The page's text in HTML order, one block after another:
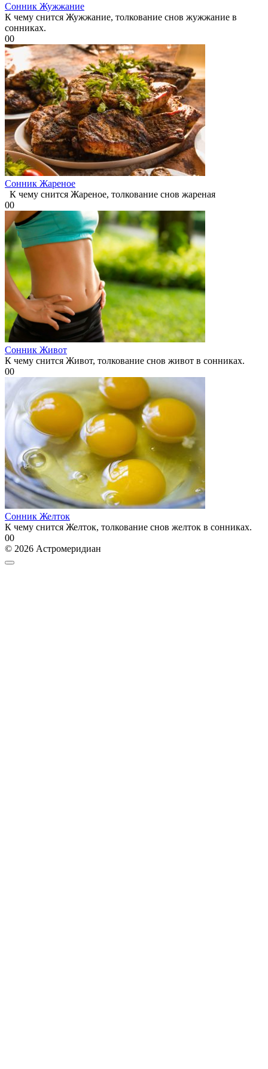
Сонник Жужжание
К чему снится Жужжание, толкование снов жужжание в
сонниках.
00
Сонник Жареное
К чему снится Жареное, толкование снов жареная
00
Сонник Живот
К чему снится Живот, толкование снов живот в сонниках.
00
Сонник Желток
К чему снится Желток, толкование снов желток в сонниках.
00
© 2026 Астромеридиан